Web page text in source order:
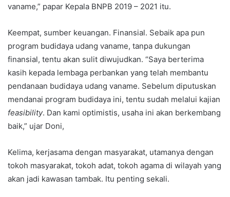
vaname,” papar Kepala BNPB 2019 – 2021 itu.
Keempat, sumber keuangan. Finansial. Sebaik apa pun
program budidaya udang vaname, tanpa dukungan
finansial, tentu akan sulit diwujudkan. “Saya berterima
kasih kepada lembaga perbankan yang telah membantu
pendanaan budidaya udang vaname. Sebelum diputuskan
mendanai program budidaya ini, tentu sudah melalui kajian
feasibility. Dan kami optimistis, usaha ini akan berkembang
baik,” ujar Doni,
Kelima, kerjasama dengan masyarakat, utamanya dengan
tokoh masyarakat, tokoh adat, tokoh agama di wilayah yang
akan jadi kawasan tambak. Itu penting sekali.